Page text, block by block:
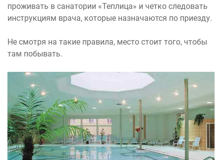
проживать в санатории «Теплица» и четко следовать
инструкциям врача, которые назначаются по приезду.
Не смотря на такие правила, место стоит того, чтобы
там побывать.